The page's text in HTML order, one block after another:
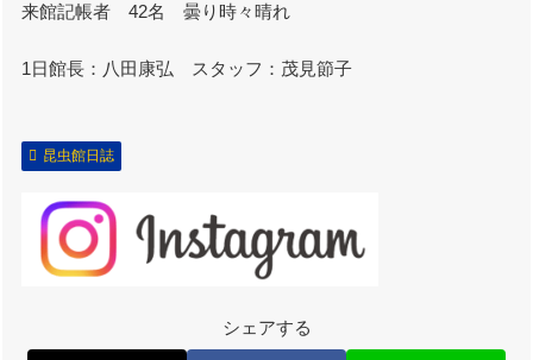
来館記帳者 42名 曇り時々晴れ
1日館長：八田康弘 スタッフ：茂見節子
昆虫館日誌
シェアする